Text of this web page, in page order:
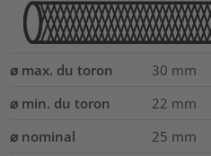
⌀ max. du toron 30 mm
⌀ min. du toron
22 mm
⌀ nominal
25 mm